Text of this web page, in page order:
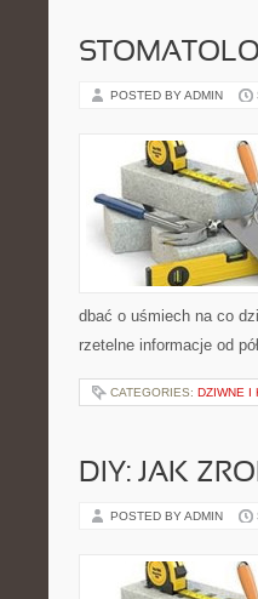
POSTED BY ADMIN
dbać o uśmiech na co
rzetelne informacje od
CATEGORIES: DZIWNE I
DIY: JAK
POSTED BY ADMIN